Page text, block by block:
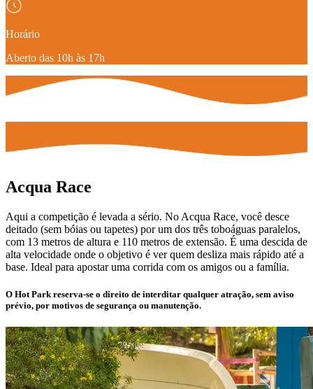
Horário
Aberto das 10h às 17h
Acqua Race
Aqui a competição é levada a sério. No Acqua Race, você desce
deitado (sem bóias ou tapetes) por um dos três toboáguas paralelos,
com 13 metros de altura e 110 metros de extensão. É uma descida de
alta velocidade onde o objetivo é ver quem desliza mais rápido até a
base. Ideal para apostar uma corrida com os amigos ou a família.
O Hot Park reserva-se o direito de interditar qualquer atração, sem aviso
prévio, por motivos de segurança ou manutenção.